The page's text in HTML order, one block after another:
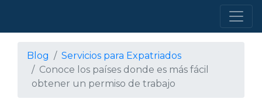
Blog
Servicios para Expatriados
Conoce los países donde es más fácil
obtener un permiso de trabajo